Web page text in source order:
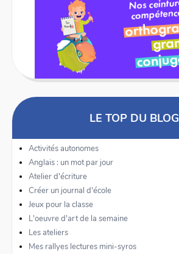
LE TOP DU BLOG
Activités autonomes
Anglais : un mot par jour
Atelier d'écriture
Créer un journal d'école
Jeux pour la classe
L'oeuvre d'art de la semaine
Les ateliers
Mes rallyes lectures mini-syros